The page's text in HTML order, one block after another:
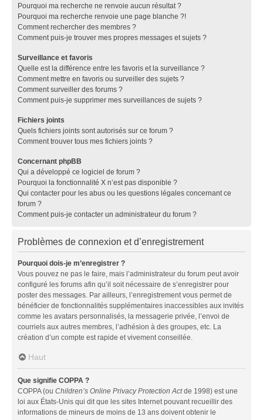
Pourquoi ma recherche ne renvoie aucun résultat ?
Pourquoi ma recherche renvoie une page blanche ?!
Comment rechercher des membres ?
Comment puis-je trouver mes propres messages et sujets ?
Surveillance et favoris
Quelle est la différence entre les favoris et la surveillance ?
Comment mettre en favoris ou surveiller des sujets ?
Comment surveiller des forums ?
Comment puis-je supprimer mes surveillances de sujets ?
Fichiers joints
Quels fichiers joints sont autorisés sur ce forum ?
Comment trouver tous mes fichiers joints ?
Concernant phpBB
Qui a développé ce logiciel de forum ?
Pourquoi la fonctionnalité X n’est pas disponible ?
Qui contacter pour les abus ou les questions légales concernant ce
forum ?
Comment puis-je contacter un administrateur du forum ?
Problèmes de connexion et d’enregistrement
Pourquoi dois-je m’enregistrer ?
Vous pouvez ne pas le faire, mais l’administrateur du forum peut avoir
configuré les forums afin qu’il soit nécessaire de s’enregistrer pour
poster des messages. Par ailleurs, l’enregistrement vous permet de
bénéficier de fonctionnalités supplémentaires inaccessibles aux invités
comme les avatars personnalisés, la messagerie privée, l’envoi de
courriels aux autres membres, l’adhésion à des groupes, etc. La
création d’un compte est rapide et vivement conseillée.
Haut
Que signifie COPPA ?
COPPA (ou Children’s Online Privacy Protection Actde 1998) est une
loi aux États-Unis qui dit que les sites Internet pouvant recueillir des
informations de mineurs de moins de 13 ans doivent obtenir le